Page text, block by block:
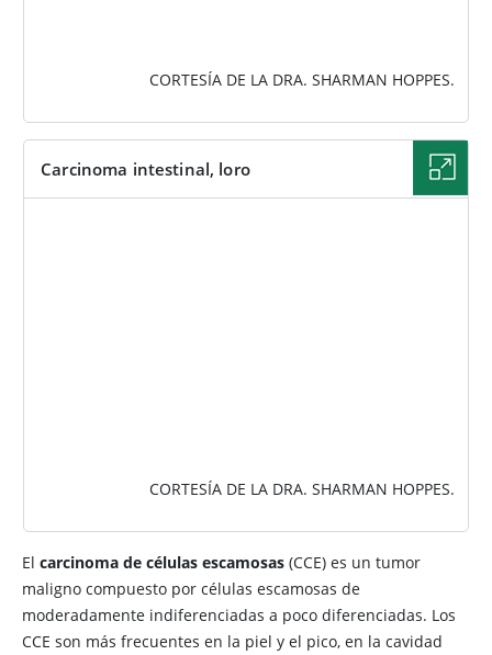
CORTESÍA DE LA DRA. SHARMAN HOPPES.
Carcinoma intestinal, loro
CORTESÍA DE LA DRA. SHARMAN HOPPES.
El carcinoma de células escamosas (CCE) es un tumor
maligno compuesto por células escamosas de
moderadamente indiferenciadas a poco diferenciadas. Los
CCE son más frecuentes en la piel y el pico, en la cavidad